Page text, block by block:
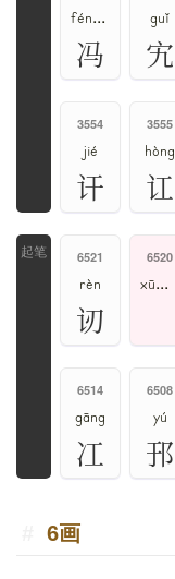
féng、píng
冯
guǐ
宄
3554
jié
讦
3555
hòng
讧
6521
rèn
讱
6520
xū、xǔ
6514
gāng
冮
6508
yú
邘
6画